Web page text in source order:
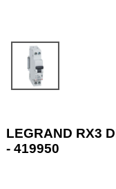
LEGRAND RX3
- 419950